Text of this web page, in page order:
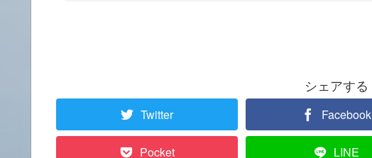
シェアする
Twitter Facebook
Pocket LINE